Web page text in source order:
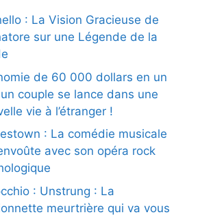
: La Vision Gracieuse de
sur une Légende de la
de 60 000 dollars en un
couple se lance dans une
vie à l’étranger !
: La comédie musicale
avec son opéra rock
: Unstrung : La
meurtrière qui va vous